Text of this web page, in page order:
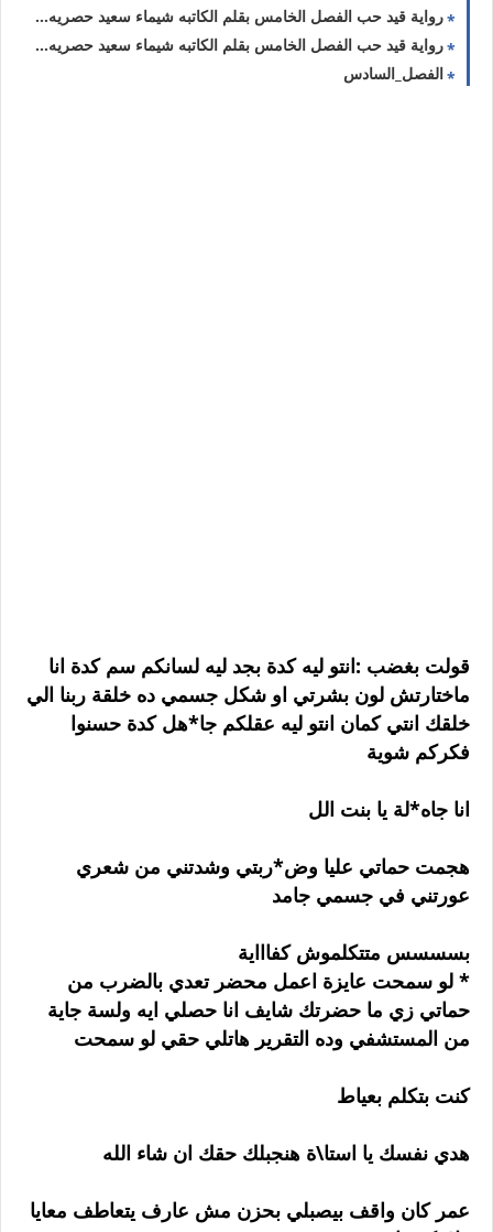
رواية قيد حب الفصل الخامس بقلم الكاتبه شيماء سعيد حصريه وجديده
رواية قيد حب الفصل الخامس بقلم الكاتبه شيماء سعيد حصريه وجديده
الفصل_السادس
قولت بغضب :انتو ليه كدة بجد ليه لسانكم سم كدة انا
ماختارتش لون بشرتي او شكل جسمي ده خلقة ربنا الي
خلقك انتي كمان انتو ليه عقلكم جا*هل كدة حسنوا
فكركم شوية
انا جاه*لة يا بنت الل
هجمت حماتي عليا وض*ربتي وشدتني من شعري
عورتني في جسمي جامد
بسسسس متتكلموش كفاااية
* لو سمحت عايزة اعمل محضر تعدي بالضرب من
حماتي زي ما حضرتك شايف انا حصلي ايه ولسة جاية
من المستشفي وده التقرير هاتلي حقي لو سمحت
كنت بتكلم بعياط
هدي نفسك يا استا\ة هنجبلك حقك ان شاء الله
عمر كان واقف بيصبلي بحزن مش عارف يتعاطف معايا